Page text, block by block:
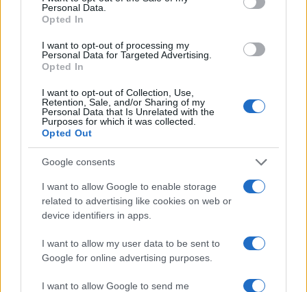
Personal Data.
Opted In
I want to opt-out of processing my
Personal Data for Targeted Advertising.
Opted In
I want to opt-out of Collection, Use,
Retention, Sale, and/or Sharing of my
Personal Data that Is Unrelated with the
Purposes for which it was collected.
Opted Out
Google consents
I want to allow Google to enable storage
related to advertising like cookies on web or
device identifiers in apps.
I want to allow my user data to be sent to
Google for online advertising purposes.
I want to allow Google to send me
NASA Scientific Visualization Studio
calcolare con precisione l’orario di sorgere della
Luna sul proprio orizzonte è consigliabile utilizzare
tengono conto della posizione geografica locale.
Camilla Pellegrini
Camilla Pellegrini, genovese e già infermiera,
racconta ancora la notte trascorsa nel pronto
soccorso di Sampierdarena quando decise di
divulgativi. In redazione sostiene un
approccio rigoroso e porta con sé cartoline e